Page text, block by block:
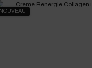
NOUVEAU